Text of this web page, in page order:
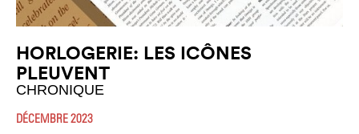
HORLOGERIE: LES ICÔNES
PLEUVENT
CHRONIQUE
DÉCEMBRE 2023